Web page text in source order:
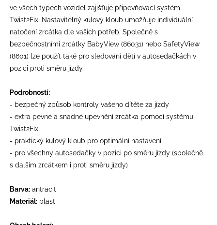
ve všech typech vozidel zajišťuje připevňovací systém
Twist2Fix. Nastavitelný kulový kloub umožňuje individuální
natočení zrcátka dle vašich potřeb. Společně s
bezpečnostními zrcátky BabyView (86031) nebo SafetyView
(8601) lze použít také pro sledování dětí v autosedačkách v
pozici proti směru jízdy.
Podrobnosti:
- bezpečný způsob kontroly vašeho dítěte za jízdy
- extra pevné a snadné upevnění zrcátka pomocí systému
Twist2Fix
- praktický kulový kloub pro optimální nastavení
- pro všechny autosedačky v pozici po směru jízdy (společně
s dalším zrcátkem i proti směru jízdy)
Barva: antracit
Materiál: plast